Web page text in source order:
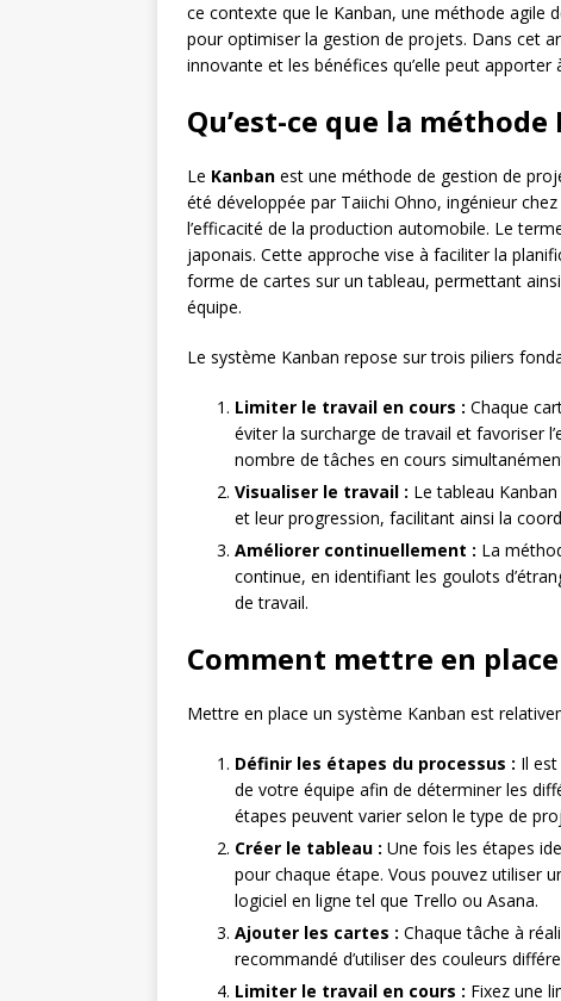
ce contexte que le Kanban, une méthode agile
pour optimiser la gestion de projets. Dans cet
innovante et les bénéfices qu’elle peut
Qu’est-ce que la méthode
Le Kanban est une méthode de gestion de
été développée par Taiichi Ohno, ingénieur
l’efficacité de la production automobile. Le
japonais. Cette approche vise à faciliter la
forme de cartes sur un tableau, permettant
équipe.
Le système Kanban repose sur trois piliers
Limiter le travail en cours : Chaque
éviter la surcharge de travail et favoriser
nombre de tâches en cours
Visualiser le travail : Le tableau
et leur progression, facilitant ainsi la
Améliorer continuellement : La
continue, en identifiant les goulots
de travail.
Comment mettre en
Mettre en place un système Kanban est
Définir les étapes du processus : Il
de votre équipe afin de déterminer les
étapes peuvent varier selon le type de
Créer le tableau : Une fois les étapes
pour chaque étape. Vous pouvez utiliser
logiciel en ligne tel que Trello ou Asana.
Ajouter les cartes : Chaque tâche à
recommandé d’utiliser des couleurs
Limiter le travail en cours : Fixez une